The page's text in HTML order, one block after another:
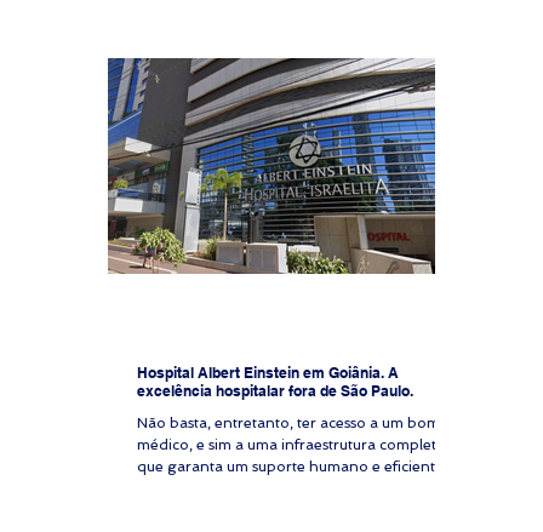
exames e assistência em emergências globais,
esse tipo de cobertura está cada vez mais
presente entre executivos, expatriados,
investidores e quem valoriza atendimento
médico de alto nível. Mas será que vale a pena
contratar um plano de saúde global? Neste
artigo, vamos explora
Hospital Albert Einstein em Goiânia. A
excelência hospitalar fora de São Paulo.
Não basta, entretanto, ter acesso a um bom
médico, e sim a uma infraestrutura completa,
que garanta um suporte humano e eficiente.